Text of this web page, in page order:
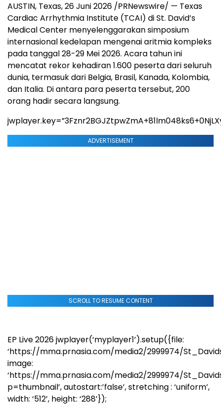
AUSTIN, Texas,26 Juni 2026 /PRNewswire/ — Texas
Cardiac Arrhythmia Institute (TCAI) di St. David’s
Medical Center menyelenggarakan simposium
internasional kedelapan mengenai aritmia kompleks
pada tanggal 28-29 Mei 2026. Acara tahun ini
mencatat rekor kehadiran 1.600 peserta dari seluruh
dunia, termasuk dari Belgia, Brasil, Kanada, Kolombia,
dan Italia. Di antara para peserta tersebut, 200
orang hadir secara langsung.
ADVERTISEMENT
SCROLL TO RESUME CONTENT
EP Live 2026jwplayer(‘myplayer1’).setup({file:
‘https://mma.prnasia.com/media2/2999974/
image:
‘https://mma.prnasia.com/media2/2999974/
p=thumbnail’, autostart:’false’, stretching : ‘uniform’,
width: ‘512’, height: ‘288’});